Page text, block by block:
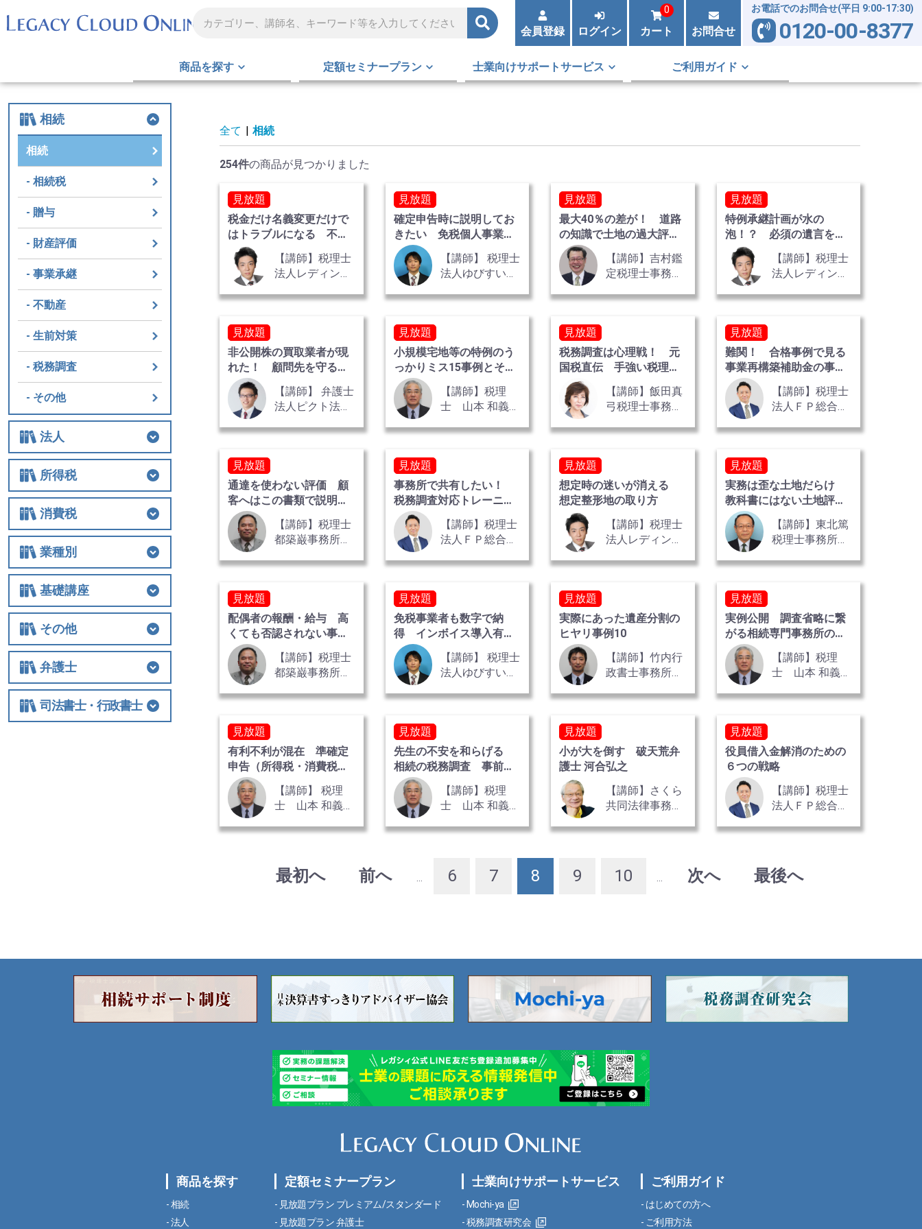
会員登録 ログイン カート
0
お問合せ
お電話でのお問合せ(平日 9:00-17:30)
0120-00-8377
商品を探す 定額セミナープラン 士業向けサポートサービス ご利用ガイド
相続
相続
相続税
贈与
財産評価
事業承継
不動産
生前対策
税務調査
その他
法人
法人
法人税
経費
役員関連
特例
組織再編
解散・清算
税務調査
その他
所得税
所得税
所得税
譲渡
税務調査
その他
消費税
消費税
消費税
税務調査
その他
業種別
業種別
医業
農業
非営利法人
介護
税務調査
その他の業種
基礎講座
基礎講座
相続税
法人関連
その他
その他
士業経営
国際税務
保険
税制改正全般
ビジネス
借地権
弁護士
弁護士
相続
交通事故
離婚
労働
不動産・建築
債権回収
民事訴訟
顧客対応・顧問契約
事務所経営・運営
その他
司法書士・行政書士
全て | 相続
254件の商品が見つかりました
見放題
税金だけ名義変更だけで
はトラブルになる 不動
産の相続 全2巻
【講師】税理士
法人レディン
税理士・公認会
見放題
確定申告時に説明してお
きたい 免税個人事業者
のインボイス対応
【講師】 税理士
法人ゆびすい
氏
見放題
最大40％の差が！ 道路
の知識で土地の過大評価
を防ぐ 全3巻
【講師】吉村鑑
定税理士事務
動産鑑定士 吉
見放題
特例承継計画が水の
泡！？ 必須の遺言を手
間なく説得 全2巻
【講師】税理士
法人レディン
税理士・公認会
見放題
非公開株の買取業者が現
れた！ 顧問先を守るた
めの少数株主対策
【講師】 弁護士
法人ピクト法律
護士 永吉 啓一
見放題
小規模宅地等の特例のう
っかりミス15事例とその
防止 全2巻
【講師】税理
士 山本 和義
見放題
税務調査は心理戦！ 元
国税直伝 手強い税理士
の交渉術 令和版
【講師】飯田真
弓税理士事務所
般社団法人日本
事 飯田 真弓
氏
見放題
難関！ 合格事例で見る
事業再構築補助金の事業
計画の書き方
【講師】税理士
法人ＦＰ総合研
見放題
通達を使わない評価 顧
客へはこの書類で説明し
た 全2巻
【講師】税理士
都築巌事務所
行政書士 都築
見放題
事務所で共有したい！
税務調査対応トレーニン
グ たった180分 全3巻
【講師】税理士
法人ＦＰ総合研
見放題
想定時の迷いが消える
想定整形地の取り方
【講師】税理士
法人レディン
税理士・公認会
見放題
実務は歪な土地だらけ
教科書にはない土地評価
の知恵 全2巻
【講師】東北篤
税理士事務所
鑑定士 東北 篤
見放題
配偶者の報酬・給与 高
くても否認されない事実
の積上げ 全2巻
【講師】税理士
都築巌事務所
行政書士 都築
見放題
免税事業者も数字で納
得 インボイス導入有
利・不利判定ツール
【講師】 税理士
法人ゆびすい
氏
見放題
実際にあった遺産分割の
ヒヤリ事例10
【講師】竹内行
政書士事務所
豊 氏
見放題
実例公開 調査省略に繋
がる相続専門事務所の書
面添付 全2巻
【講師】税理
士 山本 和義
見放題
有利不利が混在 準確定
申告（所得税・消費税）
の実務上の最新留意点
【講師】 税理
士 山本 和義
見放題
先生の不安を和らげる
相続の税務調査 事前・
当日の対応法
【講師】税理
士 山本 和義
見放題
小が大を倒す 破天荒弁
護士 河合弘之
【講師】さくら
共同法律事務
合 弘之 氏
見放題
役員借入金解消のための
６つの戦略
【講師】税理士
法人ＦＰ総合研
理 法人部統括
最初へ 前へ 6 7 8 9 10 次へ 最後へ
商品を探す
相続
法人
定額セミナープラン
見放題プラン プレミアム/スタンダード
見放題プラン 弁護士
士業向けサポートサービス
Mochi-ya
税務調査研究会
ご利用ガイド
はじめての方へ
ご利用方法